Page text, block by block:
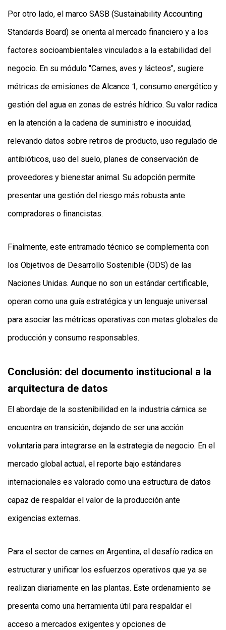
Por otro lado, el marco SASB (Sustainability Accounting
Standards Board) se orienta al mercado financiero y a los
factores socioambientales vinculados a la estabilidad del
negocio. En su módulo "Carnes, aves y lácteos", sugiere
métricas de emisiones de Alcance 1, consumo energético y
gestión del agua en zonas de estrés hídrico. Su valor radica
en la atención a la cadena de suministro e inocuidad,
relevando datos sobre retiros de producto, uso regulado de
antibióticos, uso del suelo, planes de conservación de
proveedores y bienestar animal. Su adopción permite
presentar una gestión del riesgo más robusta ante
compradores o financistas.
Finalmente, este entramado técnico se complementa con
los Objetivos de Desarrollo Sostenible (ODS) de las
Naciones Unidas. Aunque no son un estándar certificable,
operan como una guía estratégica y un lenguaje universal
para asociar las métricas operativas con metas globales de
producción y consumo responsables.
Conclusión: del documento institucional a la
arquitectura de datos
El abordaje de la sostenibilidad en la industria cárnica se
encuentra en transición, dejando de ser una acción
voluntaria para integrarse en la estrategia de negocio. En el
mercado global actual, el reporte bajo estándares
internacionales es valorado como una estructura de datos
capaz de respaldar el valor de la producción ante
exigencias externas.
Para el sector de carnes en Argentina, el desafío radica en
estructurar y unificar los esfuerzos operativos que ya se
realizan diariamente en las plantas. Este ordenamiento se
presenta como una herramienta útil para respaldar el
acceso a mercados exigentes y opciones de